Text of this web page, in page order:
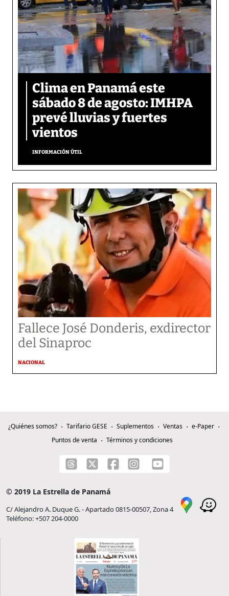
Clima en Panamá este
sábado 8 de agosto: IMHPA
prevé lluvias y fuertes
vientos
INFORMACIÓN ÚTIL
Fallece José Donderis, exdirector
del Sinaproc
NACIONAL
¿Quiénes somos? Tarifario GESE Suplementos Ventas
e-Paper
Puntos de venta
Términos y condiciones
© 2019 La Estrella de Panamá
C/ Alejandro A. Duque G. - Apartado 0815-00507, Zona 4
Teléfono: +507 204-0000